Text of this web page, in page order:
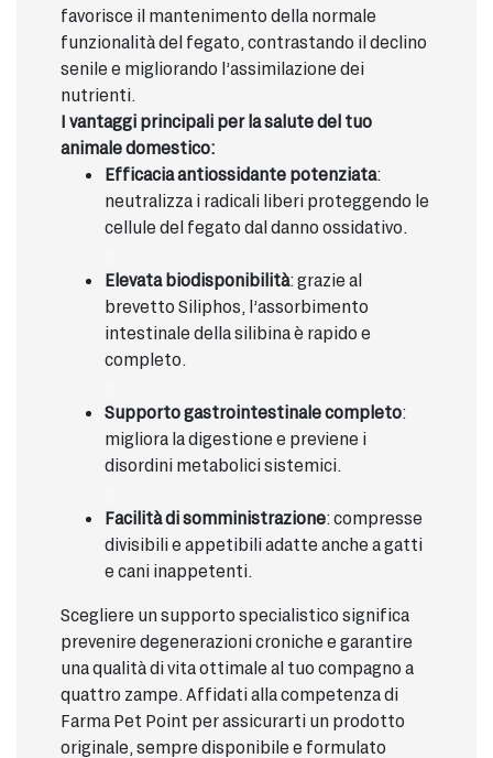
favorisce il mantenimento della normale
funzionalità del fegato, contrastando il declino
senile e migliorando l’assimilazione dei
nutrienti.
I vantaggi principali per la salute del tuo
animale domestico:
Efficacia antiossidante potenziata:
neutralizza i radicali liberi proteggendo le
cellule del fegato dal danno ossidativo.
Elevata biodisponibilità: grazie al
brevetto Siliphos, l’assorbimento
intestinale della silibina è rapido e
completo.
Supporto gastrointestinale completo:
migliora la digestione e previene i
disordini metabolici sistemici.
Facilità di somministrazione: compresse
divisibili e appetibili adatte anche a gatti
e cani inappetenti.
Scegliere un supporto specialistico significa
prevenire degenerazioni croniche e garantire
una qualità di vita ottimale al tuo compagno a
quattro zampe. Affidati alla competenza di
Farma Pet Point per assicurarti un prodotto
originale, sempre disponibile e formulato